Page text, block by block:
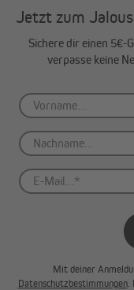
Jetzt zum
Sichere dir einen 5€-
verpasse keine
Mit deiner
Datenschutzbestimmungen.